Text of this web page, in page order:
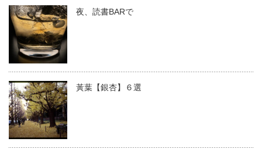
夜、読書BARで
黃葉【銀杏】６選